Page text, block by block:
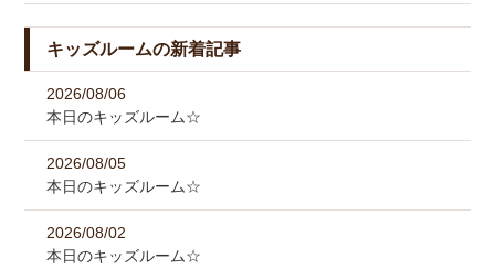
キッズルームの新着記事
2026/08/06
本日のキッズルーム☆
2026/08/05
本日のキッズルーム☆
2026/08/02
本日のキッズルーム☆